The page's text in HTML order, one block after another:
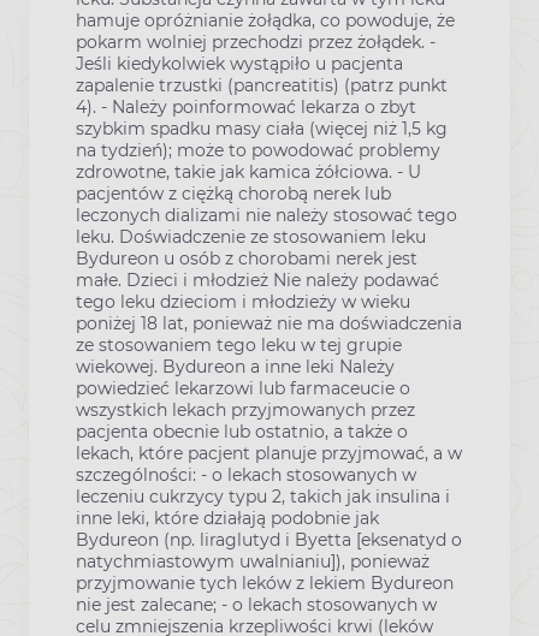
hamuje opróżnianie żołądka, co powoduje, że
pokarm wolniej przechodzi przez żołądek. -
Jeśli kiedykolwiek wystąpiło u pacjenta
zapalenie trzustki (pancreatitis) (patrz punkt
4). - Należy poinformować lekarza o zbyt
szybkim spadku masy ciała (więcej niż 1,5 kg
na tydzień); może to powodować problemy
zdrowotne, takie jak kamica żółciowa. - U
pacjentów z ciężką chorobą nerek lub
leczonych dializami nie należy stosować tego
leku. Doświadczenie ze stosowaniem leku
Bydureon u osób z chorobami nerek jest
małe. Dzieci i młodzież Nie należy podawać
tego leku dzieciom i młodzieży w wieku
poniżej 18 lat, ponieważ nie ma doświadczenia
ze stosowaniem tego leku w tej grupie
wiekowej. Bydureon a inne leki Należy
powiedzieć lekarzowi lub farmaceucie o
wszystkich lekach przyjmowanych przez
pacjenta obecnie lub ostatnio, a także o
lekach, które pacjent planuje przyjmować, a w
szczególności: - o lekach stosowanych w
leczeniu cukrzycy typu 2, takich jak insulina i
inne leki, które działają podobnie jak
Bydureon (np. liraglutyd i Byetta [eksenatyd o
natychmiastowym uwalnianiu]), ponieważ
przyjmowanie tych leków z lekiem Bydureon
nie jest zalecane; - o lekach stosowanych w
celu zmniejszenia krzepliwości krwi (leków